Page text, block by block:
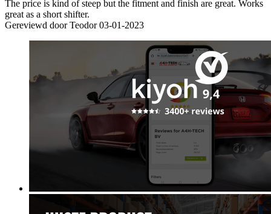
The price is kind of steep but the fitment and finish are great. Works
great as a short shifter.
Gereviewd door Teodor 03-01-2023